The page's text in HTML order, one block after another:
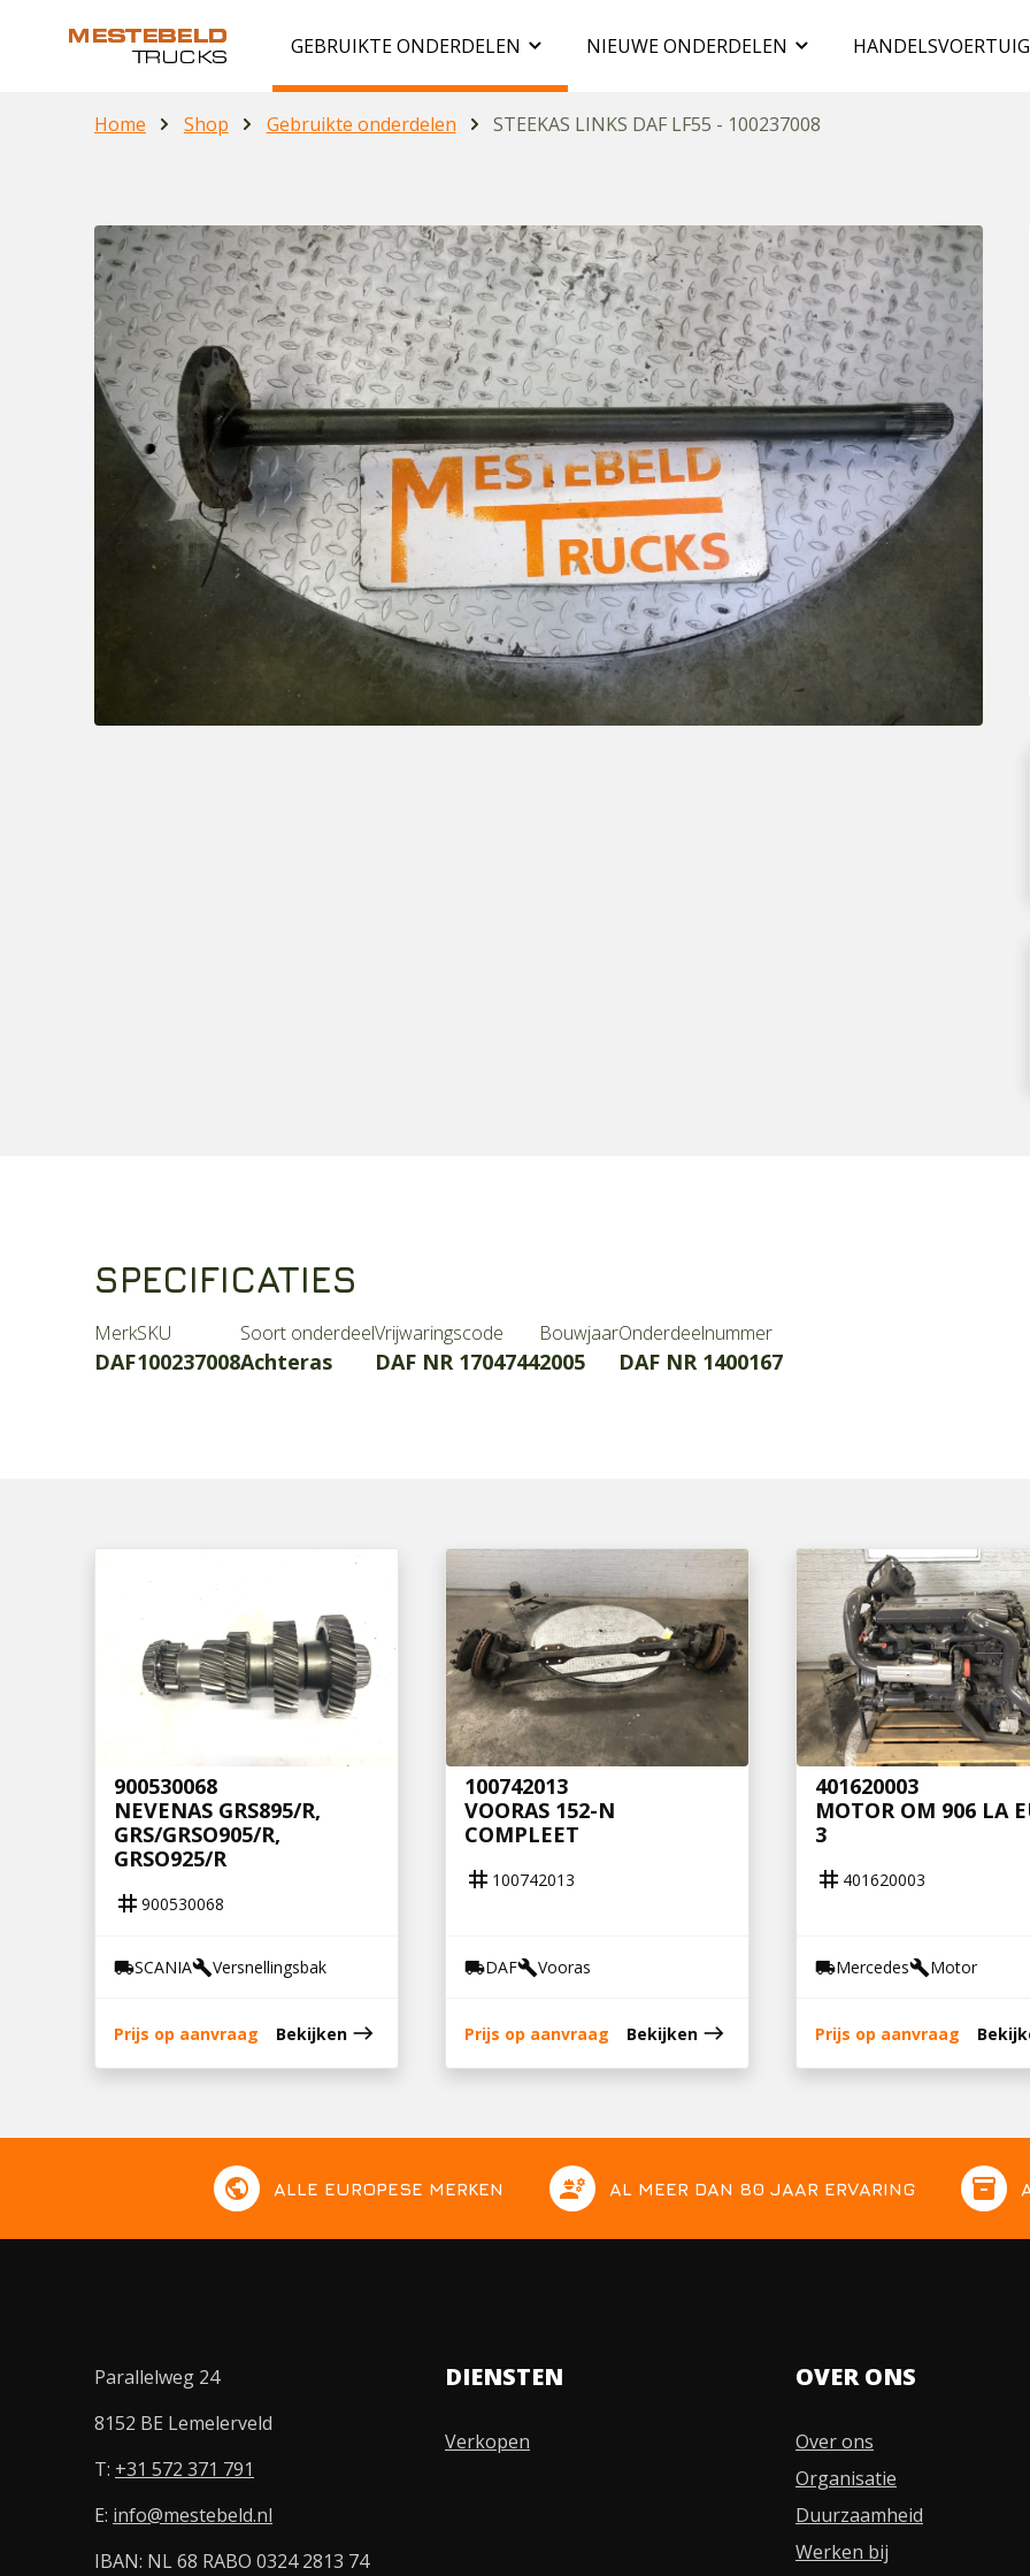
GEBRUIKTE ONDERDELEN NIEUWE ONDERDELEN
Home Shop Gebruikte onderdelen STEEKAS LINKS DAF LF55 - 100237008
SPECIFICATIES
Merk
DAF
SKU
100237008
Soort onderdeel
Achteras
Vrijwaringscode
DAF NR 1704744
Bouwjaar
2005
Onderdeelnummer
DAF NR 1400167
900530068
NEVENAS GRS895/R,
GRS/GRSO905/R,
GRSO925/R
tag 900530068
local_shippingSCANIAbuildVersnellingsbak
Prijs op aanvraag Bekijken east
100742013
VOORAS 152-N
COMPLEET
tag 100742013
local_shippingDAFbuildVooras
Prijs op aanvraag Bekijken east
401620003
MOTOR OM 906 LA
3
tag 401620003
local_shippingMercedesbuildMotor
Prijs op aanvraag
public ALLE EUROPESE MERKEN engineering AL MEER DAN 80 JAAR ERVARING inventory
Parallelweg 24
8152 BE Lemelerveld
T: +31 572 371 791
E: info@mestebeld.nl
IBAN: NL 68 RABO 0324 2813 74
DIENSTEN
Verkopen
OVER ONS
Over ons
Organisatie
Duurzaamheid
Werken bij